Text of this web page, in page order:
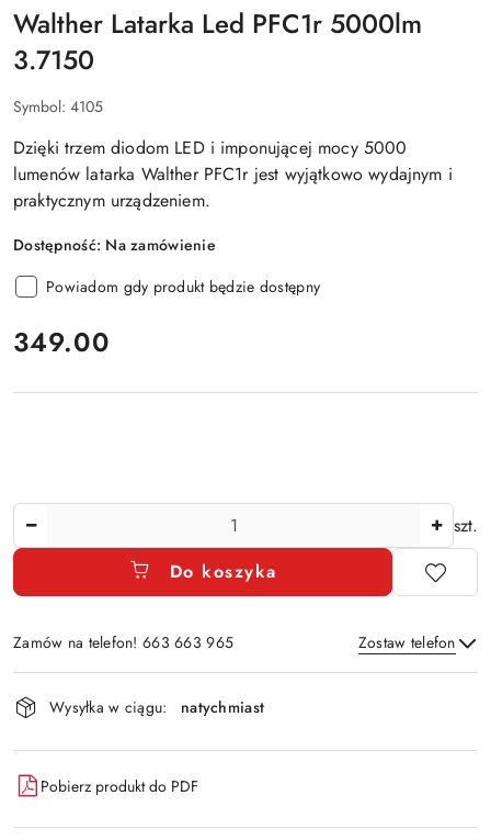
Walther Latarka Led PFC1r 5000lm
3.7150
Symbol: 4105
Dzięki trzem diodom LED i imponującej mocy 5000
lumenów latarka Walther PFC1r jest wyjątkowo wydajnym i
praktycznym urządzeniem.
Dostępność: Na zamówienie
Powiadom gdy produkt będzie dostępny
cena:
349.00
szt.
Do koszyka
Zamów na telefon! 663 663 965 Zostaw telefon
Dostępność
i
dostawa
Wysyłka w ciągu: natychmiast
Pobierz produkt do PDF